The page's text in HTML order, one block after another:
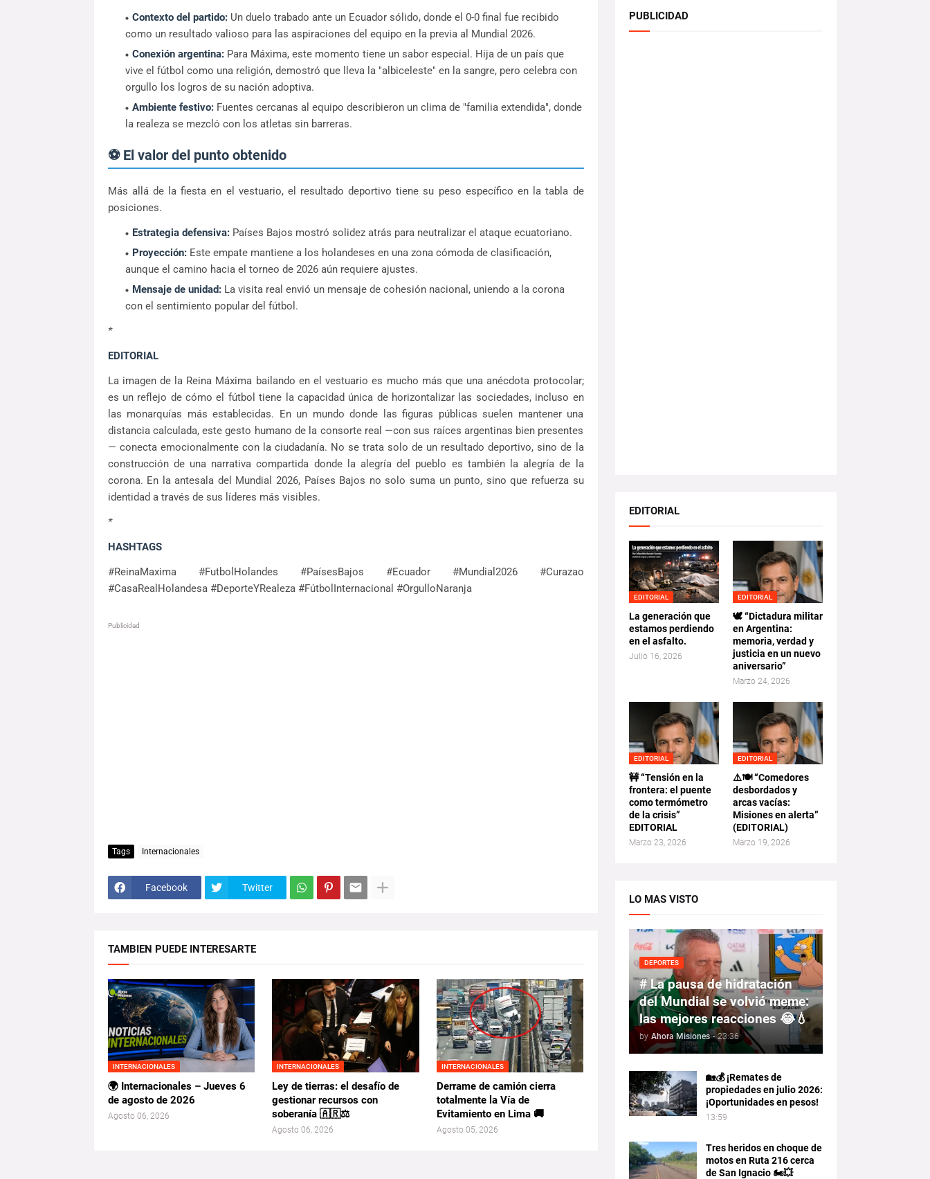
Contexto del partido:Un duelo trabado ante un Ecuador sólido, donde el 0-0 final fue recibido
como un resultado valioso para las aspiraciones del equipo en la previa al Mundial 2026.
Conexión argentina:Para Máxima, este momento tiene un sabor especial. Hija de un país que
vive el fútbol como una religión, demostró que lleva la "albiceleste" en la sangre, pero celebra con
orgullo los logros de su nación adoptiva.
Ambiente festivo:Fuentes cercanas al equipo describieron un clima de "familia extendida", donde
la realeza se mezcló con los atletas sin barreras.
⚽ El valor del punto obtenido
Más allá de la fiesta en el vestuario, el resultado deportivo tiene su peso específico en la tabla de
posiciones.
Estrategia defensiva:Países Bajos mostró solidez atrás para neutralizar el ataque ecuatoriano.
Proyección:Este empate mantiene a los holandeses en una zona cómoda de clasificación,
aunque el camino hacia el torneo de 2026 aún requiere ajustes.
Mensaje de unidad:La visita real envió un mensaje de cohesión nacional, uniendo a la corona
con el sentimiento popular del fútbol.
*
EDITORIAL
La imagen de la Reina Máxima bailando en el vestuario es mucho más que una anécdota protocolar;
es un reflejo de cómo el fútbol tiene la capacidad única de horizontalizar las sociedades, incluso en
las monarquías más establecidas. En un mundo donde las figuras públicas suelen mantener una
distancia calculada, este gesto humano de la consorte real —con sus raíces argentinas bien presentes
— conecta emocionalmente con la ciudadanía. No se trata solo de un resultado deportivo, sino de la
construcción de una narrativa compartida donde la alegría del pueblo es también la alegría de la
corona. En la antesala del Mundial 2026, Países Bajos no solo suma un punto, sino que refuerza su
identidad a través de sus líderes más visibles.
*
HASHTAGS
#ReinaMaxima #FutbolHolandes #PaísesBajos #Ecuador #Mundial2026 #Curazao
#CasaRealHolandesa #DeporteYRealeza #FútbolInternacional #OrgulloNaranja
Publicidad
Tags Internacionales
Facebook Twitter
TAMBIEN PUEDE INTERESARTE
INTERNACIONALES
🌍 Internacionales – Jueves 6
de agosto de 2026
Agosto 06, 2026
INTERNACIONALES
Ley de tierras: el desafío de
gestionar recursos con
soberanía 🇦🇷⚖️
Agosto 06, 2026
INTERNACIONALES
Derrame de camión cierra
totalmente la Vía de
Evitamiento en Lima 🚚
Agosto 05, 2026
PUBLICIDAD
EDITORIAL
EDITORIAL
La generación que
estamos perdiendo
en el asfalto.
Julio 16, 2026
EDITORIAL
🕊️ “Dictadura militar
en Argentina:
memoria, verdad y
justicia en un nuevo
aniversario”
Marzo 24, 2026
EDITORIAL
🚧 “Tensión en la
frontera: el puente
como termómetro
de la crisis”
EDITORIAL
Marzo 23, 2026
EDITORIAL
⚠️🍽️ “Comedores
desbordados y
arcas vacías:
Misiones en alerta”
(EDITORIAL)
Marzo 19, 2026
LO MAS VISTO
DEPORTES
# La pausa de hidratación
del Mundial se volvió meme:
las mejores reacciones 😂💧
by Ahora Misiones - 23:36
🏡💰 ¡Remates de
propiedades en julio 2026:
¡Oportunidades en pesos!
13:59
Tres heridos en choque de
motos en Ruta 216 cerca
de San Ignacio 🏍️💥